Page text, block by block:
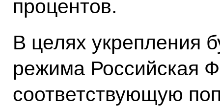
процентов.
В целях укрепления
режима Российская
соответствующую